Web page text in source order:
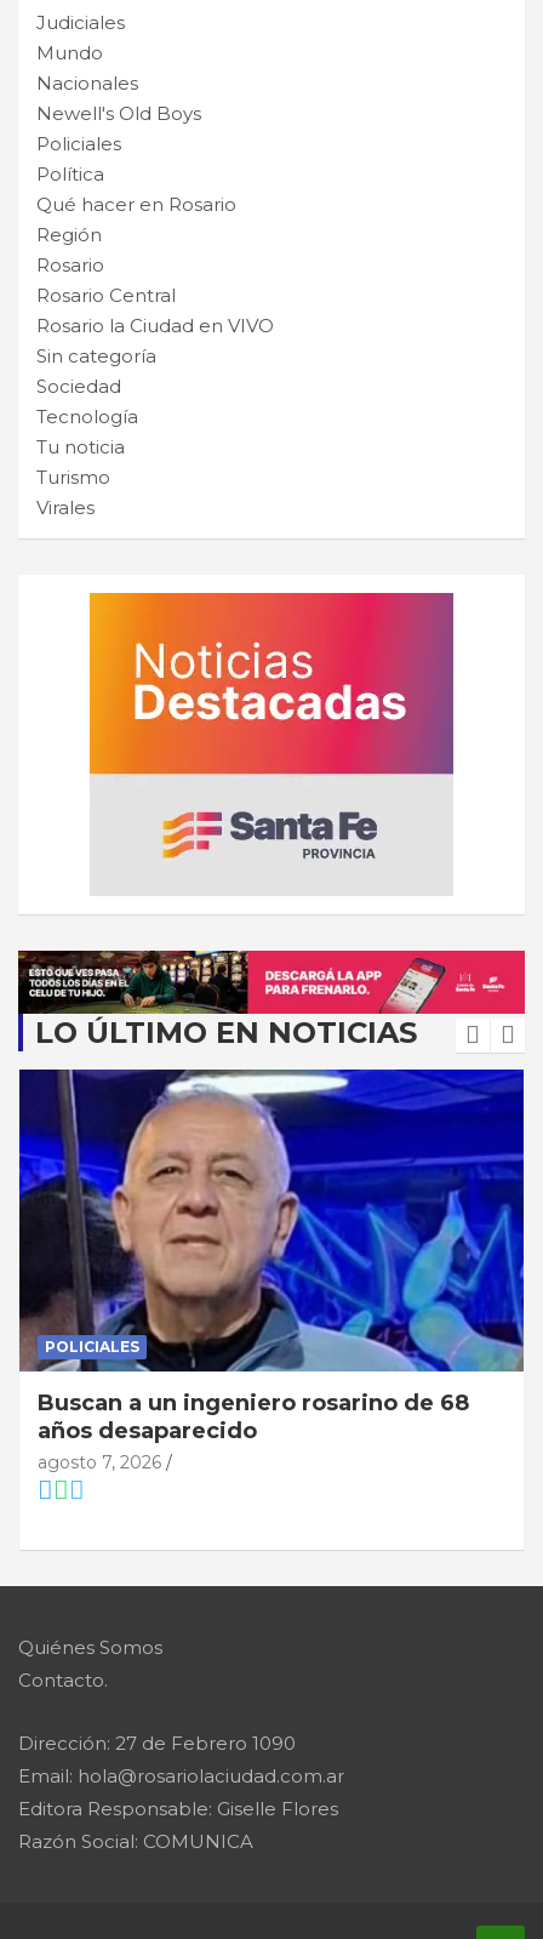
Judiciales
Mundo
Nacionales
Newell's Old Boys
Policiales
Política
Qué hacer en Rosario
Región
Rosario
Rosario Central
Rosario la Ciudad en VIVO
Sin categoría
Sociedad
Tecnología
Tu noticia
Turismo
Virales
LO ÚLTIMO EN NOTICIAS
POLICIALES
Buscan a un ingeniero rosarino de 68
años desaparecido
agosto 7, 2026
Quiénes Somos
Contacto.
Dirección: 27 de Febrero 1090
Email: hola@rosariolaciudad.com.ar
Editora Responsable: Giselle Flores
Razón Social: COMUNICA